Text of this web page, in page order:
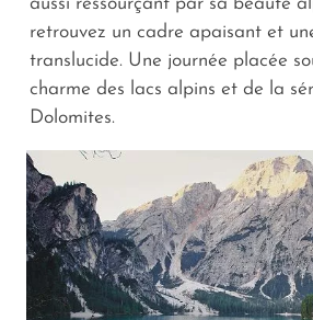
retrouvez un cadre apaisant et
translucide. Une journée placée
charme des lacs alpins et de la
Dolomites.